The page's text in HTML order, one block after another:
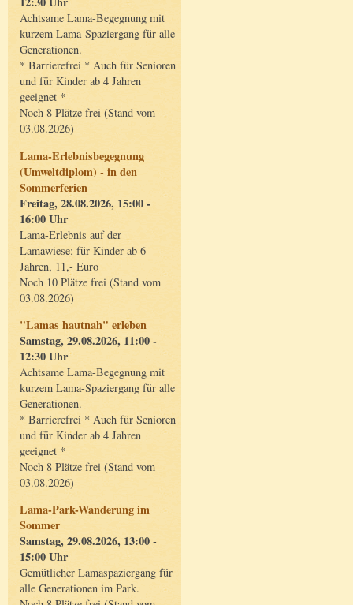
Achtsame Lama-Begegnung mit
kurzem Lama-Spaziergang für alle
Generationen.
* Barrierefrei * Auch für Senioren
und für Kinder ab 4 Jahren
geeignet *
Noch 8 Plätze frei (Stand vom
03.08.2026)
Lama-Erlebnisbegegnung
(Umweltdiplom) - in den
Sommerferien
Freitag, 28.08.2026, 15:00 -
16:00 Uhr
Lama-Erlebnis auf der
Lamawiese; für Kinder ab 6
Jahren, 11,- Euro
Noch 10 Plätze frei (Stand vom
03.08.2026)
"Lamas hautnah" erleben
Samstag, 29.08.2026, 11:00 -
12:30 Uhr
Achtsame Lama-Begegnung mit
kurzem Lama-Spaziergang für alle
Generationen.
* Barrierefrei * Auch für Senioren
und für Kinder ab 4 Jahren
geeignet *
Noch 8 Plätze frei (Stand vom
03.08.2026)
Lama-Park-Wanderung im
Sommer
Samstag, 29.08.2026, 13:00 -
15:00 Uhr
Gemütlicher Lamaspaziergang für
alle Generationen im Park.